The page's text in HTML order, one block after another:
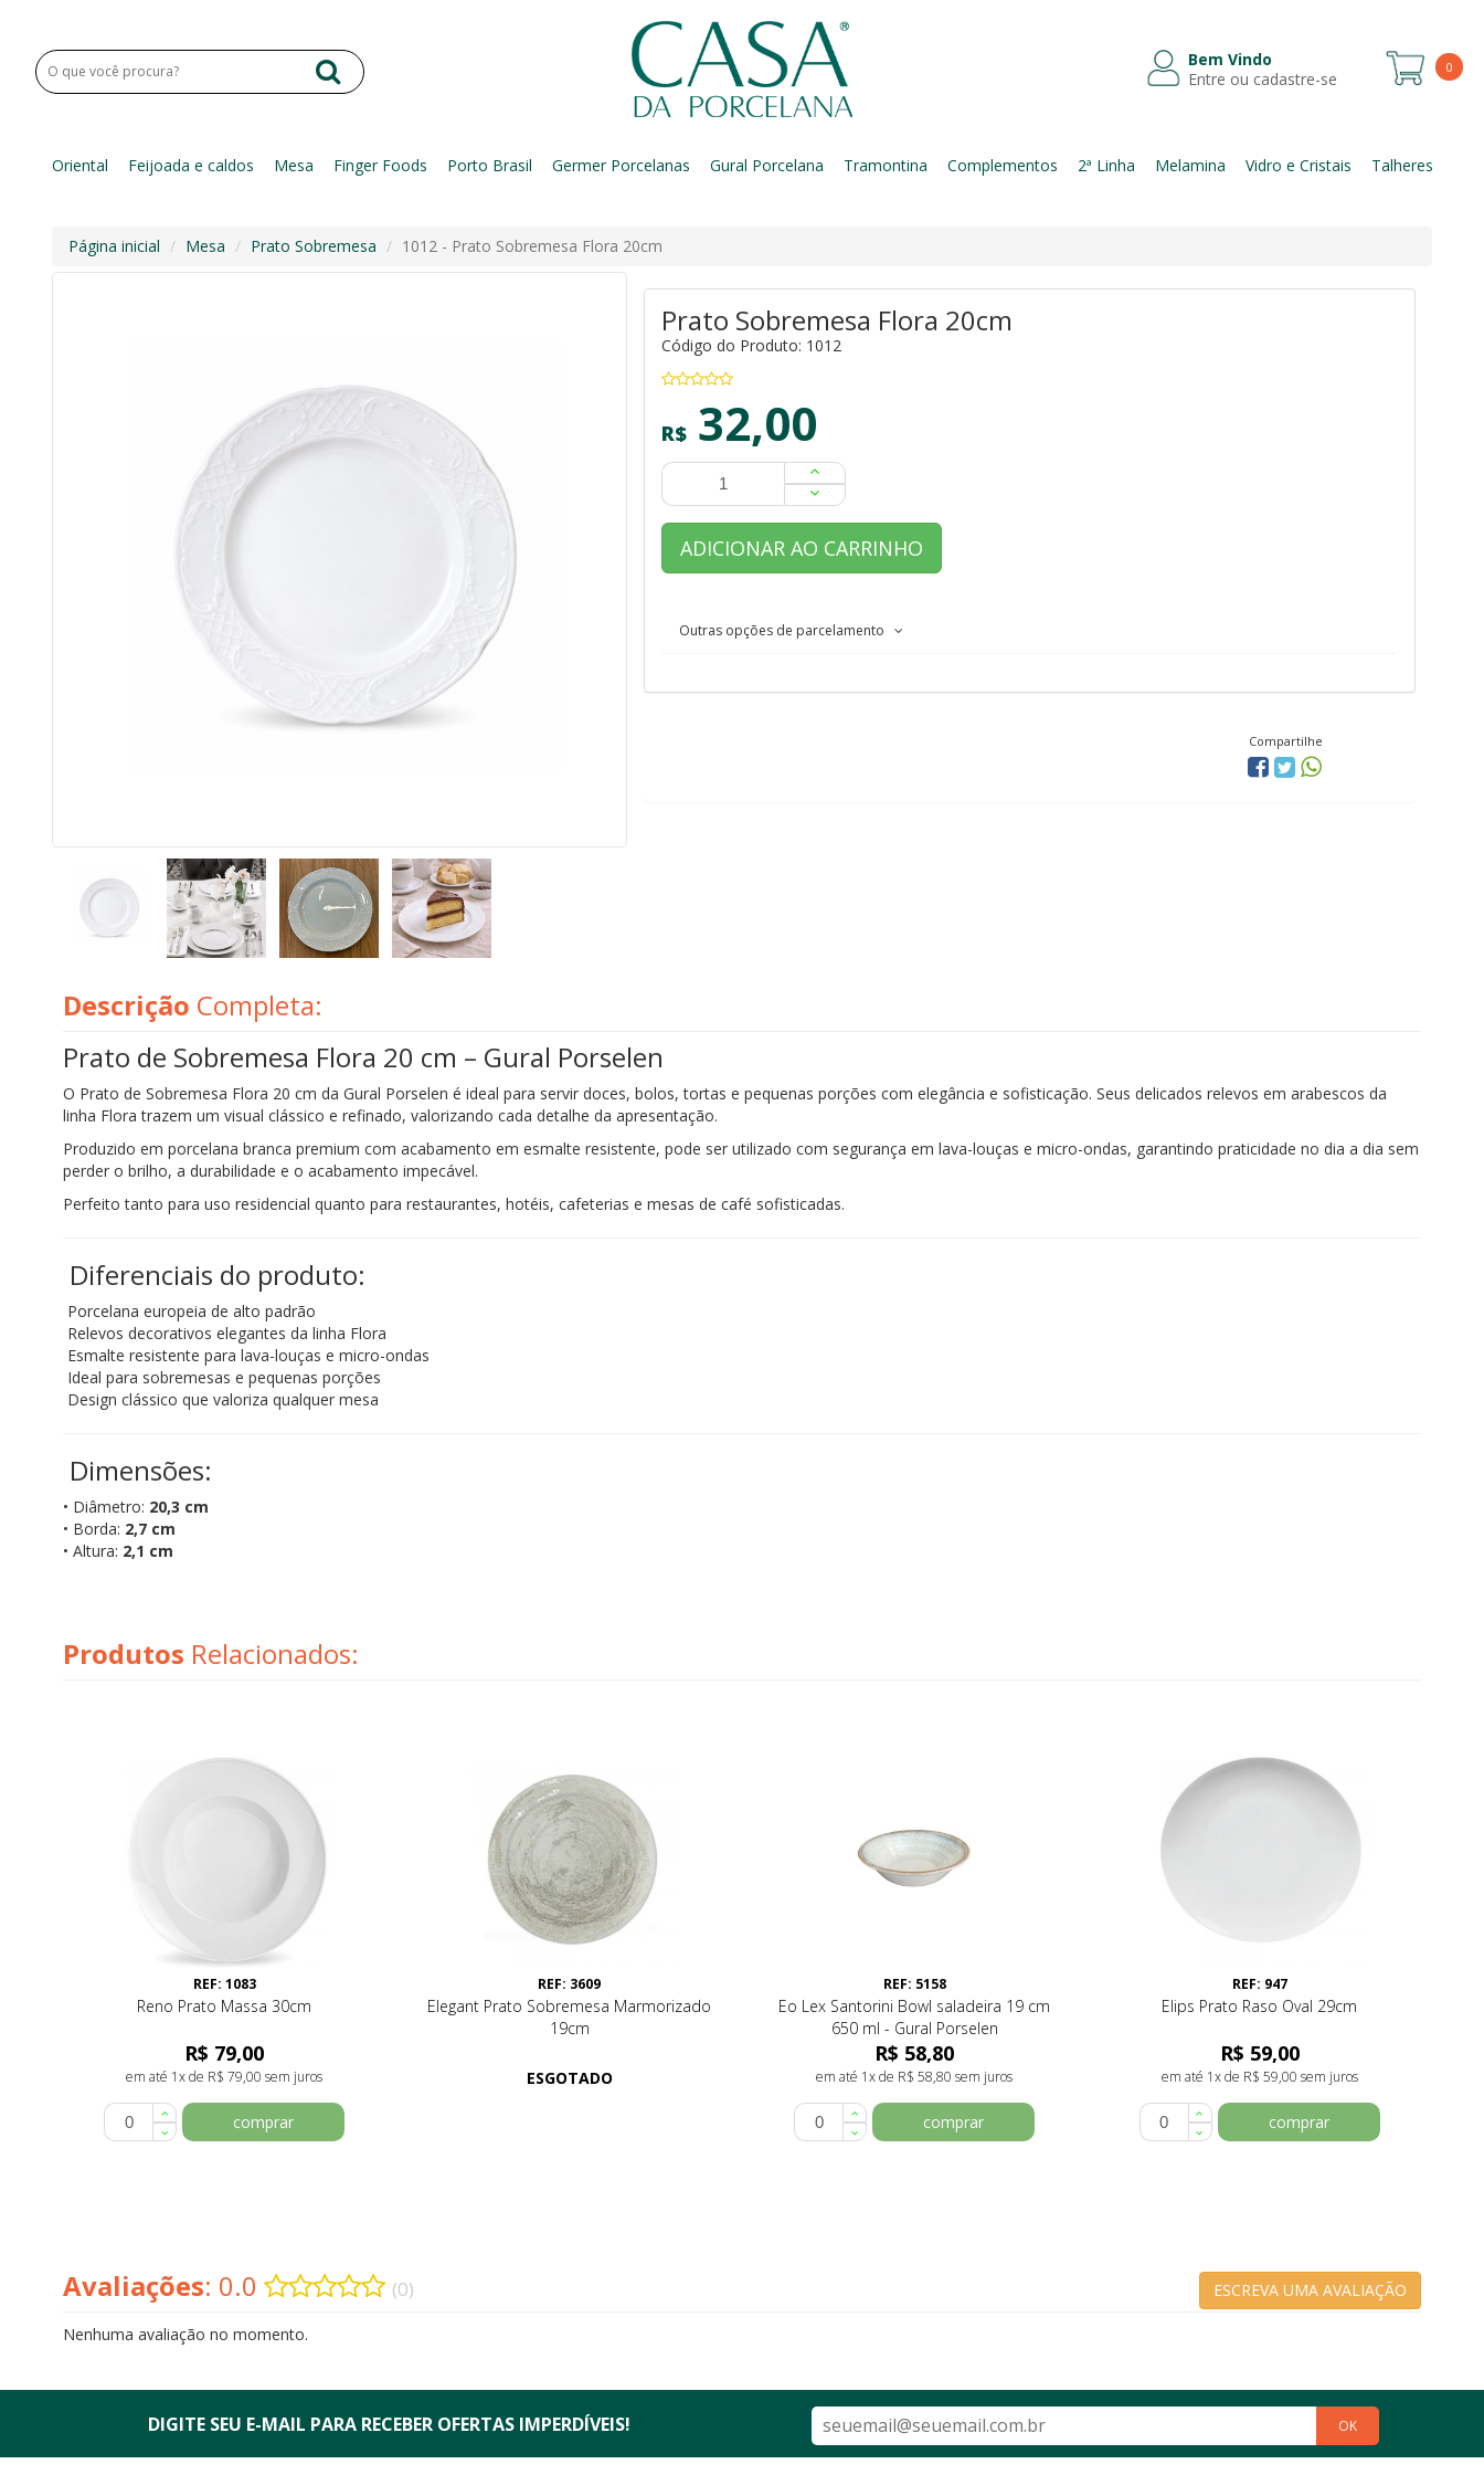
0
Bem Vindo
Entre ou cadastre-se
Oriental Feijoada e caldos Mesa Finger Foods Porto Brasil Germer Porcelanas Gural Porcelana Tramontina Complementos 2ª Linha Melamina Vidro e Cristais Talheres
Página inicial Mesa Prato Sobremesa 1012 - Prato Sobremesa Flora 20cm
Prato Sobremesa Flora 20cm
Código do Produto: 1012
R$ 32,00
ADICIONAR AO CARRINHO
Outras opções de parcelamento
Compartilhe
Descrição Completa:
Prato de Sobremesa Flora 20 cm – Gural Porselen
O Prato de Sobremesa Flora 20 cm da Gural Porselen é ideal para servir doces, bolos, tortas e pequenas porções com elegância e sofisticação. Seus delicados relevos em arabescos da
linha Flora trazem um visual clássico e refinado, valorizando cada detalhe da apresentação.
Produzido em porcelana branca premium com acabamento em esmalte resistente, pode ser utilizado com segurança em lava-louças e micro-ondas, garantindo praticidade no dia a dia sem
perder o brilho, a durabilidade e o acabamento impecável.
Perfeito tanto para uso residencial quanto para restaurantes, hotéis, cafeterias e mesas de café sofisticadas.
Diferenciais do produto:
Porcelana europeia de alto padrão
Relevos decorativos elegantes da linha Flora
Esmalte resistente para lava-louças e micro-ondas
Ideal para sobremesas e pequenas porções
Design clássico que valoriza qualquer mesa
Dimensões:
• Diâmetro: 20,3 cm
• Borda: 2,7 cm
• Altura: 2,1 cm
Produtos Relacionados:
REF: 1083
Reno Prato Massa 30cm
R$ 79,00
em até 1x de R$ 79,00 sem juros
comprar
REF: 3609
Elegant Prato Sobremesa Marmorizado
19cm
ESGOTADO
REF: 5158
Eo Lex Santorini Bowl saladeira 19 cm
650 ml - Gural Porselen
R$ 58,80
em até 1x de R$ 58,80 sem juros
comprar
REF: 947
Elips Prato Raso Oval 29cm
R$ 59,00
em até 1x de R$ 59,00 sem juros
comprar
Avaliações: 0.0 (0) ESCREVA UMA AVALIAÇÃO
Nenhuma avaliação no momento.
DIGITE SEU E-MAIL PARA RECEBER OFERTAS IMPERDÍVEIS! OK